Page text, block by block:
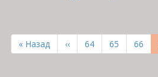
Перша
сторінка
« Назад
Попередня
сторінка
‹‹ Page
64 Page
65 Page
66